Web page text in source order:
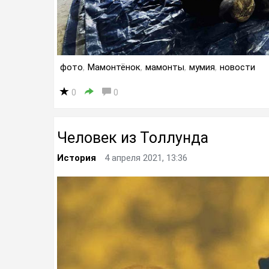
фото, Мамонтёнок, мамонты, мумия, новости
0 0
Человек из Толлунда
История 4 апреля 2021, 13:36